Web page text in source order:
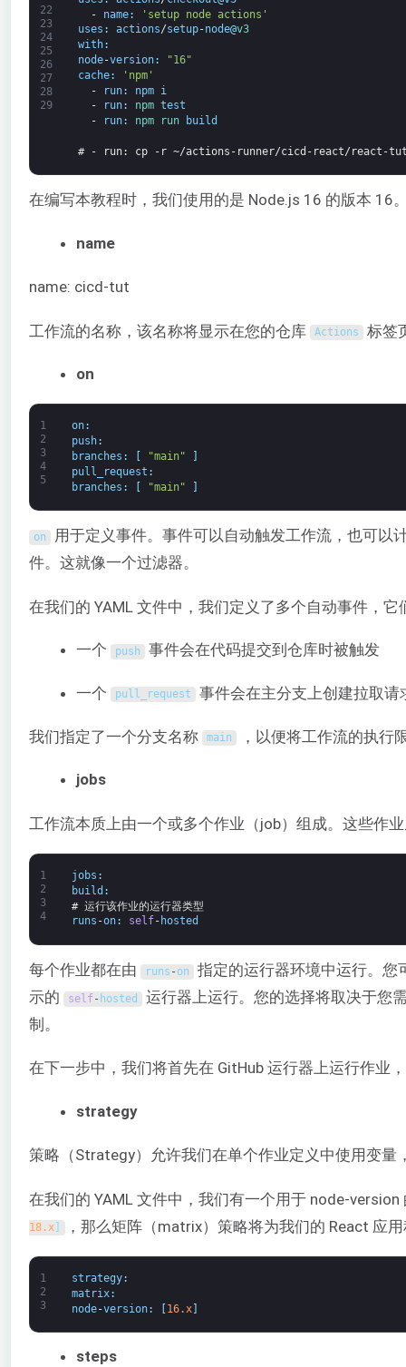
22
23
24
25
26
27
28
29
-
name:
'setup node actions'
uses : actions/setup-node@v3
with:
node-version:
"16"
cache:
'npm'
-
run: npm
i
-
run: npm test
-
run: npm run build
# - run: cp -r ~/actions-runner/cicd-react/react-
在编写本教程时，我们使用的是 Node.js 16 的版本 16
name
name: cicd-tut
工作流的名称，该名称将显示在您的仓库 Actions 标签
on
1
2
3
4
5
on:
push:
branches : "main"
pull_request :
branches : [ "main" ]
on 用于定义事件。事件可以自动触发工作流，也可以
件。这就像一个过滤器。
在我们的 YAML 文件中，我们定义了多个自动事件，它
一个 push 事件会在代码提交到仓库时被触发
一个 pull_request 事件会在主分支上创建拉取请
我们指定了一个分支名称 main ，以便将工作流的执行
jobs
工作流本质上由一个或多个作业（job）组成。这些作
1
2
3
4
jobs :
build :
# 运行该作业的运行器类型
runs -on: self- hosted
每个作业都在由 runs - on 指定的运行器环境中运行。您
示的
self - hosted 运行器上运行。您的选择将取决于您
制。
在下一步中，我们将首先在 GitHub 运行器上运行作业
strategy
策略（Strategy）允许我们在单个作业定义中使用变
在我们的 YAML 文件中，我们有一个用于 node-
18.x ，那么矩阵（matrix）策略将为我们的 React 应
1
2
3
strategy:
matrix:
node-version: [16.x]
steps